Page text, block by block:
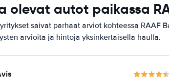
olevat autot paikassa
saivat parhaat arviot kohteessa RAAF
arvioita ja hintoja yksinkertaisella haulla.